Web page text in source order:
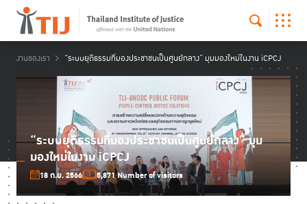
งานของเรา “ระบบยุติธรรมที่มองประชาชนเป็นศูนย์กลาง” มุมมองใหม่ในงาน iCPCJ
“ระบบยุติธรรมที่มองประชาชนเป็นศูนย์กลาง” มุม
มองใหม่ในงาน iCPCJ
18 ก.ย. 2566 5,871 Number of visitors